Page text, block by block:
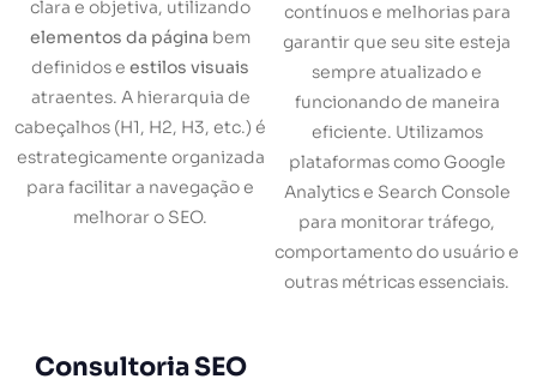
clara e objetiva, utilizando
elementos da página bem
definidos e estilos visuais
atraentes. A hierarquia de
cabeçalhos (H1, H2, H3, etc.) é
estrategicamente organizada
para facilitar a navegação e
melhorar o SEO.
contínuos e melhorias para
garantir que seu site esteja
sempre atualizado e
funcionando de maneira
eficiente. Utilizamos
plataformas como Google
Analytics e Search Console
para monitorar tráfego,
comportamento do usuário e
outras métricas essenciais.
Consultoria SEO